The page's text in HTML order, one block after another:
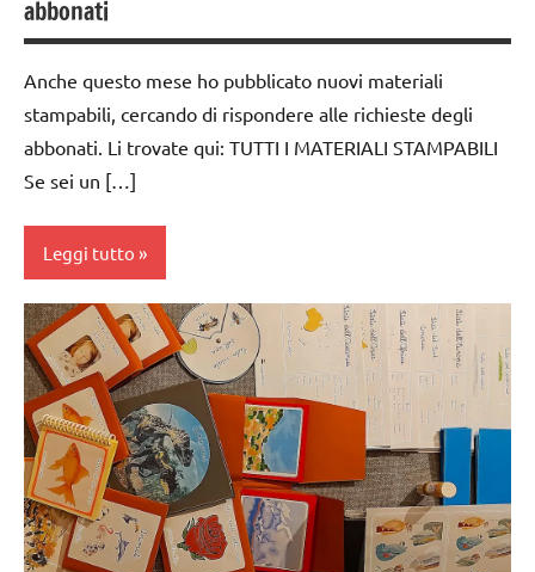
DOWNLOAD
EDUCAZIONE
COSMICA
DIDATTICA
MONTESSORI
TUTTI GLI
PER ETA'
TUTTI GLI
ARTICOLI
abbonati
Anche questo mese ho pubblicato nuovi materiali
stampabili, cercando di rispondere alle richieste degli
abbonati. Li trovate qui: TUTTI I MATERIALI STAMPABILI
Se sei un […]
Leggi tutto
dai
3 ai
6
anni
dai
6
anni
DOWNLOAD